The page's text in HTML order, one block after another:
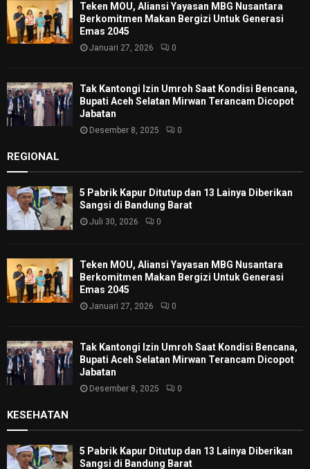
Teken MOU, Aliansi Yayasan MBG Nusantara
Berkomitmen Makan Bergizi Untuk Generasi
Emas 2045
Januari 27, 2026 0
Tak Kantongi Izin Umroh Saat Kondisi Bencana,
Bupati Aceh Selatan Mirwan Terancam Dicopot
Jabatan
Desember 8, 2025 0
REGIONAL
5 Pabrik Kapur Ditutup dan 13 Lainya Diberikan
Sangsi di Bandung Barat
Juli 30, 2026 0
Teken MOU, Aliansi Yayasan MBG Nusantara
Berkomitmen Makan Bergizi Untuk Generasi
Emas 2045
Januari 27, 2026 0
Tak Kantongi Izin Umroh Saat Kondisi Bencana,
Bupati Aceh Selatan Mirwan Terancam Dicopot
Jabatan
Desember 8, 2025 0
KESEHATAN
5 Pabrik Kapur Ditutup dan 13 Lainya Diberikan
Sangsi di Bandung Barat